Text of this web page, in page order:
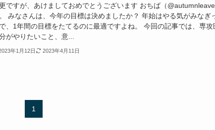
ですが、あけましておめでとうございます おちば（
みなさんは、今年の目標は決めましたか？ 年始はやる気がみなぎ
、1年間の目標をたてるのに最適ですよね。 今回の記事では、専攻
がやりたいこと、意...
年1月12日 2023年4月11日
1